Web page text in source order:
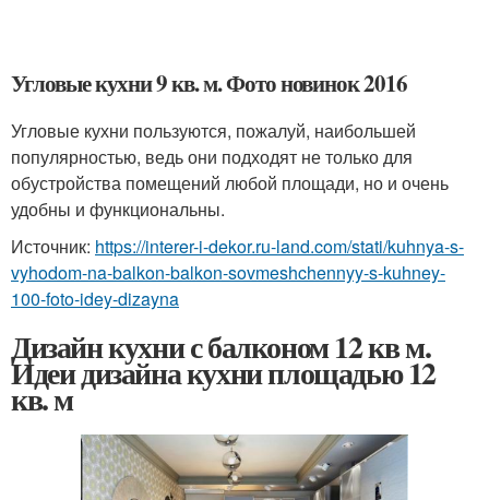
Угловые кухни 9 кв. м. Фото новинок 2016
Угловые кухни пользуются, пожалуй, наибольшей
популярностью, ведь они подходят не только для
обустройства помещений любой площади, но и очень
удобны и функциональны.
Источник: https://interer-i-dekor.ru-land.com/stati/kuhnya-s-
vyhodom-na-balkon-balkon-sovmeshchennyy-s-kuhney-
100-foto-idey-dizayna
Дизайн кухни с балконом 12 кв м.
Идеи дизайна кухни площадью 12
кв. м